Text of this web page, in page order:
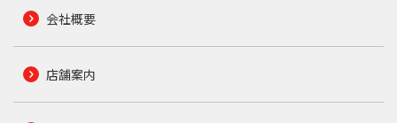
会社概要
店舗案内